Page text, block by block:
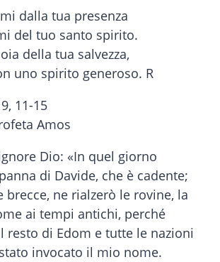
dalla tua presenza
del tuo santo spirito.
della tua salvezza,
uno spirito generoso. R
11-15
Amos
Dio: «In quel giorno
di Davide, che è cadente;
brecce, ne rialzerò le rovine, la
ai tempi antichi, perché
resto di Edom e tutte le nazioni
invocato il mio nome.